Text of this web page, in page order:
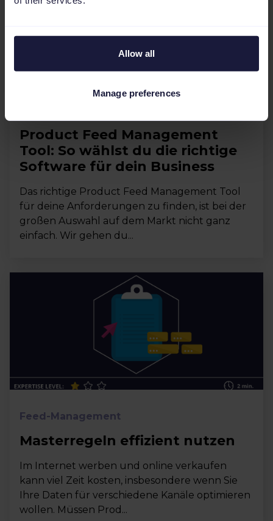
Allow all
Manage preferences
Product Feed Management
Tool: So wählst du die richtige
Software für dein Business
Das richtige Product Feed Management Tool
für deine Anforderungen zu finden, ist bei der
großen Auswahl auf dem Markt nicht ganz
einfach. Wir gehen du...
Feed-Management
Masterregeln effizient nutzen
Im Internet werben und online verkaufen
kann viel Zeit kosten, insbesondere wenn Sie
Ihre Daten für verschiedene Kanäle optimieren
wollen. Müssen Prod...